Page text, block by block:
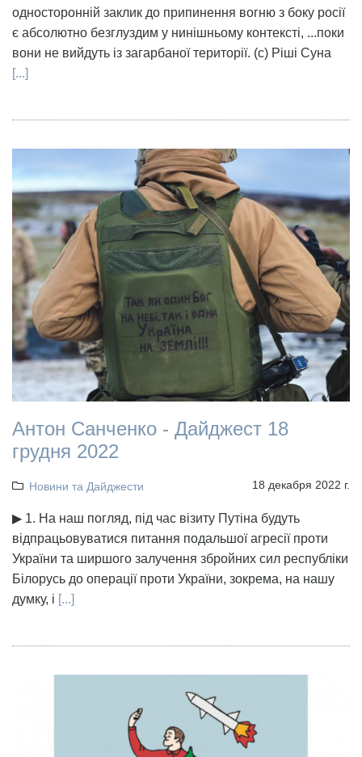
односторонній заклик до припинення вогню з боку росії
є абсолютно безглуздим у нинішньому контексті, ...поки
вони не вийдуть із загарбаної території. (с) Ріші Суна
[...]
Антон Санченко - Дайджест 18
грудня 2022
Новини та Дайджести 18 декабря 2022 г.
▶ 1. На наш погляд, під час візиту Путіна будуть
відпрацьовуватися питання подальшої агресії проти
України та ширшого залучення збройних сил республіки
Білорусь до операції проти України, зокрема, на нашу
думку, і [...]